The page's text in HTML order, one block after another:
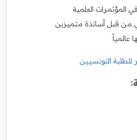
المؤتمرات العلمية
من قبل أساتذة متميزين
عالمياً
للطلبة التونسيين